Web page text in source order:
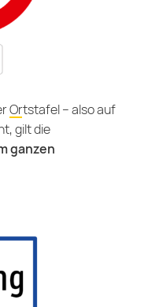
Ortstafel– also auf
gilt die
ganzen